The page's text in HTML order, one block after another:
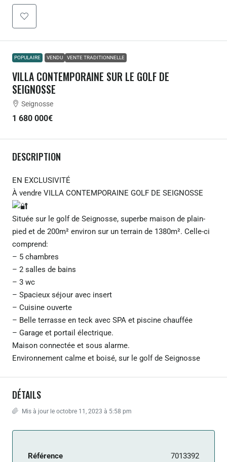
POPULAIRE VENDU VENTE TRADITIONNELLE
VILLA CONTEMPORAINE SUR LE GOLF DE
SEIGNOSSE
Seignosse
1 680 000€
DESCRIPTION
EN EXCLUSIVITÉ
À vendre VILLA CONTEMPORAINE GOLF DE SEIGNOSSE
Située sur le golf de Seignosse, superbe maison de plain-
pied et de 200m² environ sur un terrain de 1380m². Celle-ci
comprend:
– 5 chambres
– 2 salles de bains
– 3 wc
– Spacieux séjour avec insert
– Cuisine ouverte
– Belle terrasse en teck avec SPA et piscine chauffée
– Garage et portail électrique.
Maison connectée et sous alarme.
Environnement calme et boisé, sur le golf de Seignosse
DÉTAILS
Mis à jour le octobre 11, 2023 à 5:58 pm
Référence 7013392